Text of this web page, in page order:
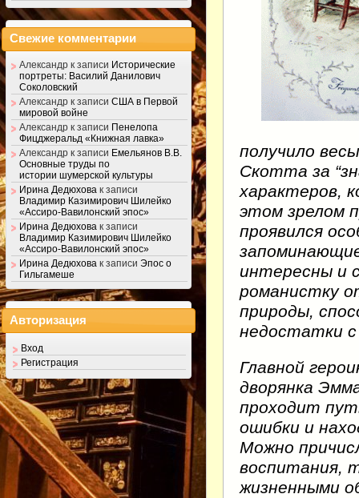
получило
Скотта за
характеров,
этом зрелом
проявился
интересны и
романистку
природы,
недостатки
Главной
дворянка
проходит
ошибки и
Можно
воспитания,
жизненными
Свежие комментарии
Александр к записи Исторические
портреты: Василий Данилович
Соколовский
Александр к записи США в Первой
мировой войне
Александр к записи Пенелопа
Фицджеральд «Книжная лавка»
Александр к записи Емельянов В.В.
Основные труды по
истории шумерской культуры
Ирина Дедюхова к записи
Владимир Казимирович Шилейко
«Ассиро-Вавилонский эпос»
Ирина Дедюхова к записи
Владимир Казимирович Шилейко
«Ассиро-Вавилонский эпос»
Ирина Дедюхова к записи Эпос о
Гильгамеше
Авторизация
Вход
Регистрация